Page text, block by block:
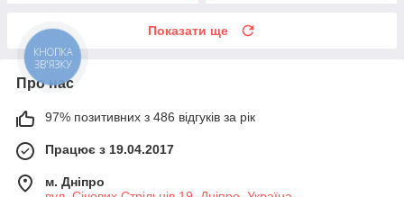
Показати ще
Про нас
97% позитивних з 486 відгуків за рік
Працює з 19.04.2017
м. Дніпро
КНОПКА
ЗВ'ЯЗКУ